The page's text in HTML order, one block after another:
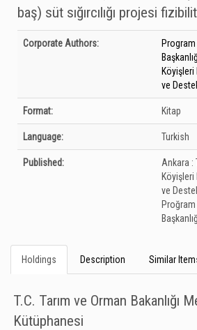
baş) süt sığırcılığı projesi
Bibliographic Details
Corporate Authors:
Köyişleri
ve
Format: Kitap
Language: Turkish
Published: Ankara :
Köyişleri
ve
Holdings Description Similar
T.C. Tarım ve Orman Bakanlığı
Kütüphanesi